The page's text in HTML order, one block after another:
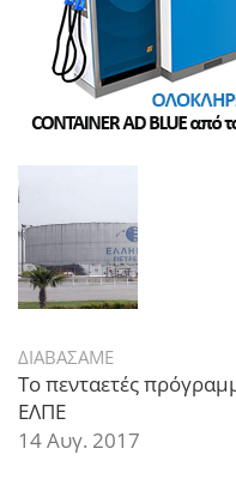
ΔΙΑΒΑΣΑΜΕ
Το πενταετές
ΕΛΠΕ
14 Αυγ. 2017